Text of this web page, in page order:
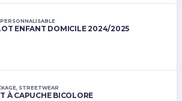
PERSONNALISABLE
ENFANT DOMICILE 2024/2025
STREETWEAR
À CAPUCHE BICOLORE